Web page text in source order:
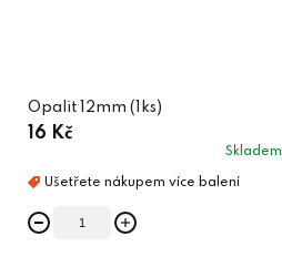
Opalit 12mm (1ks)
16 Kč
Skladem